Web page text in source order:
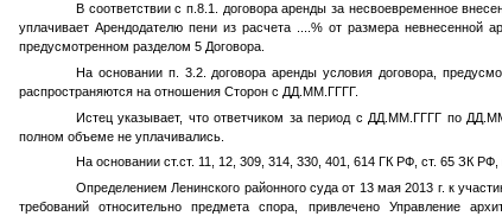
В соответствии с п.8.1. договора аренды за несвоевременное
уплачивает Арендодателю пени из расчета
....% от размера невнесенной
предусмотренном разделом 5 Договора.
На основании п. 3.2. договора аренды условия договора,
распространяются на отношения Сторон с ДД.ММ.ГГГГ.
Истец указывает, что ответчиком за период с ДД.ММ.ГГГГ по
полном объеме не уплачивались.
На основании ст.ст. 11, 12, 309, 314, 330, 401, 614 ГК РФ, ст. 65 ЗК
Определением Ленинского районного суда от 13 мая 2013 г. к
требований относительно предмета спора, привлечено Управление